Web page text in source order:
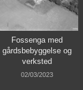
Fossenga med
gårdsbebyggelse og
verksted
02/03/2023